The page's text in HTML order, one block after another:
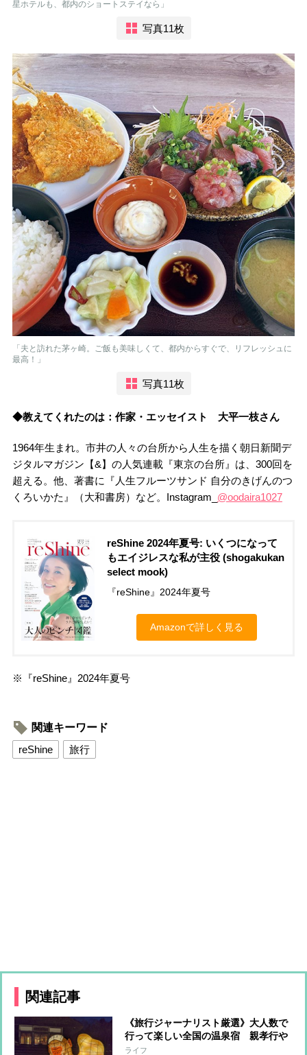
星ホテルも、都内のショートステイなら」
写真11枚
「夫と訪れた茅ヶ崎。ご飯も美味しくて、都内からすぐで、リフレッシュに
最高！」
写真11枚
◆教えてくれたのは：作家・エッセイスト 大平一枝さん
1964年生まれ。市井の人々の台所から人生を描く朝日新聞デ
ジタルマガジン【&】の人気連載『東京の台所』は、300回を
超える。他、著書に『人生フルーツサンド 自分のきげんのつ
くろいかた』（大和書房）など。Instagram_ @oodaira1027
reShine 2024年夏号: いくつになって
もエイジレスな私が主役 (shogakukan
select mook)
『reShine』2024年夏号
Amazonで詳しく見る
※『reShine』2024年夏号
関連キーワード
reShine
旅行
関連記事
《旅行ジャーナリスト厳選》大人数で
行って楽しい全国の温泉宿 親孝行や
グループ旅行に最適＆交通費無料も
ライフ